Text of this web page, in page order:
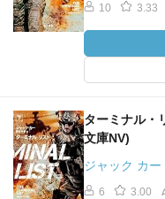
10 3.33
ターミナル・
文庫NV)
ジャック カ
6 3.00